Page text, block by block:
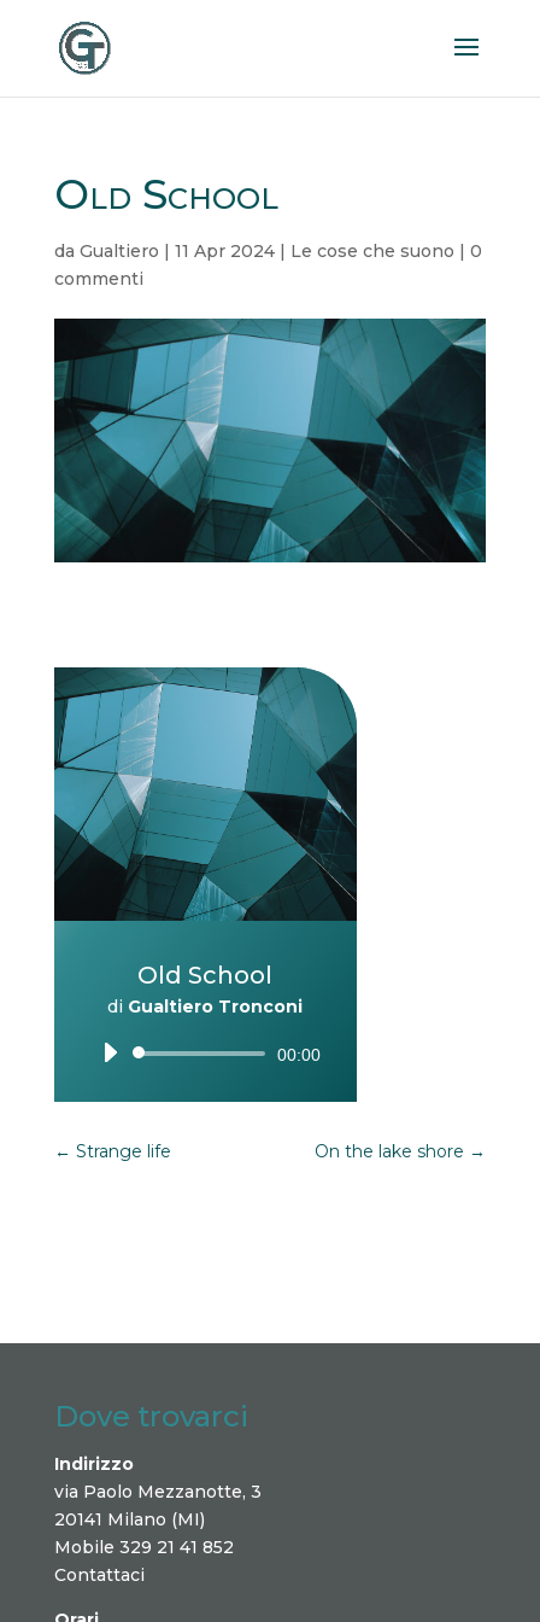
Old School
da Gualtiero | 11 Apr 2024| Le cose che suono | 0
commenti
Old School
di Gualtiero Tronconi
Audio
00:00
← Strange life On the lake shore →
Dove trovarci
Indirizzo
via Paolo Mezzanotte, 3
20141 Milano (MI)
Mobile 329 21 41 852
Contattaci